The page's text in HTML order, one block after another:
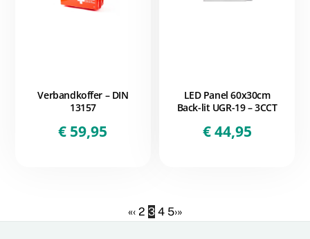
Verbandkoffer – DIN
13157
€ 59,95
LED Panel 60x30cm
Back-lit UGR-19 – 3CCT
€44,95
«‹ 2 3 4 5›»